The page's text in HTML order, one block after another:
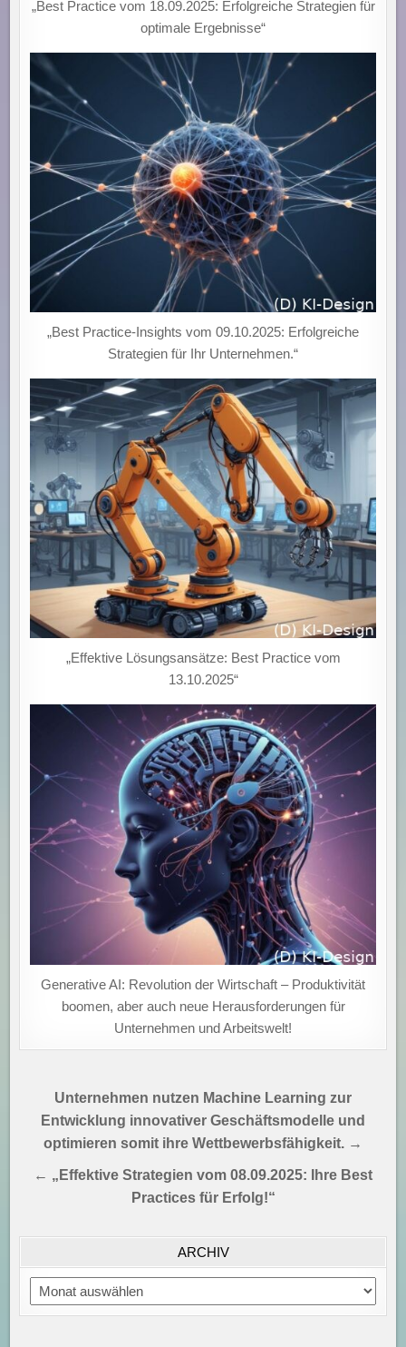
„Best Practice vom 18.09.2025: Erfolgreiche Strategien für
optimale Ergebnisse“
„Best Practice-Insights vom 09.10.2025: Erfolgreiche
Strategien für Ihr Unternehmen.“
„Effektive Lösungsansätze: Best Practice vom
13.10.2025“
Generative AI: Revolution der Wirtschaft – Produktivität
boomen, aber auch neue Herausforderungen für
Unternehmen und Arbeitswelt!
Beitragsnavigation
Unternehmen nutzen Machine Learning zur
Entwicklung innovativer Geschäftsmodelle und
optimieren somit ihre Wettbewerbsfähigkeit. →
← „Effektive Strategien vom 08.09.2025: Ihre Best
Practices für Erfolg!“
ARCHIV
Archiv